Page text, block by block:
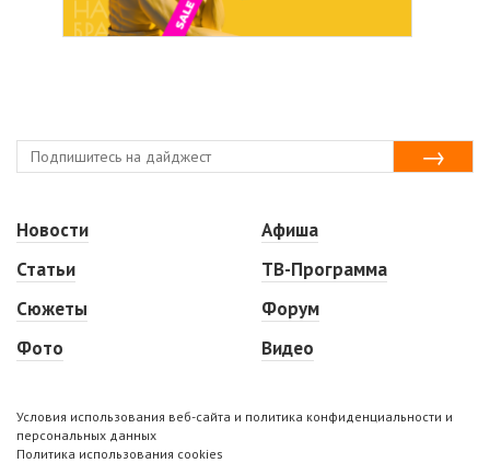
Новости
Статьи
Сюжеты
Фото
Афиша
ТВ-Программа
Форум
Видео
Условия использования веб-сайта и политика конфиденциальности и
персональных данных
Политика использования cookies